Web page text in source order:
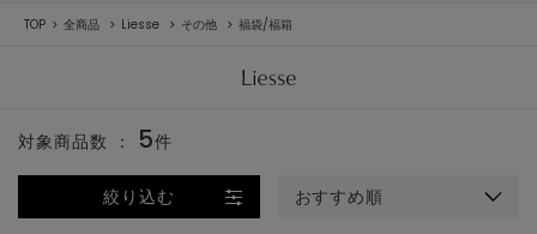
TOP 全商品 Liesse その他 福袋/福箱
絞り込む おすすめ順
対象商品数 ： 5件